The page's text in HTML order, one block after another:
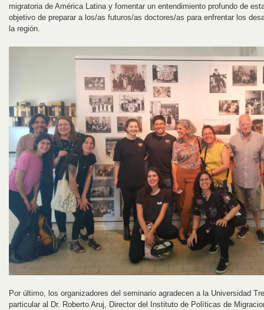
migratoria de América Latina y fomentar un entendimiento profundo de
objetivo de preparar a los/as futuros/as doctores/as para enfrentar los
la región.
Por último, los organizadores del seminario agradecen a la Universidad
particular al Dr. Roberto Aruj, Director del Instituto de Políticas de